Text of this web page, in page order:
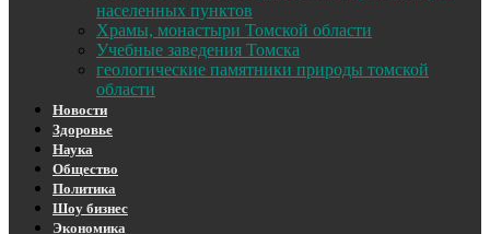
населенных пунктов
Храмы, монастыри Томской области
Учебные заведения Томска
геологические памятники природы томской
области
Новости
Здоровье
Наука
Общество
Политика
Шоу бизнес
Экономика